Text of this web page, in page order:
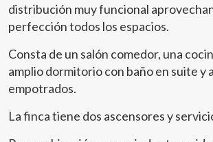
distribución muy funcional
perfección todos los espacios.
Consta de un salón comedor, una
amplio dormitorio con baño en suite y
empotrados.
La finca tiene dos ascensores y